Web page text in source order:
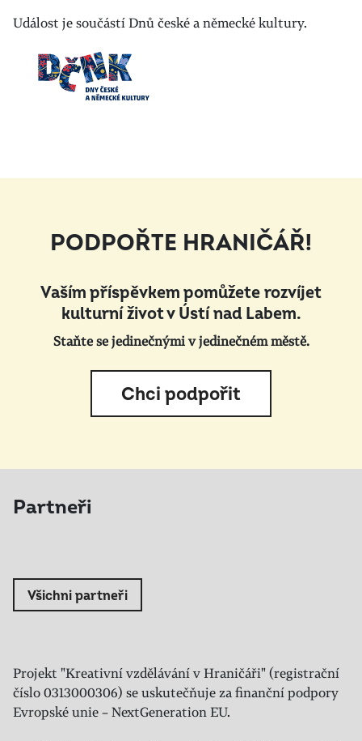
Událost je součástí Dnů české a německé kultury.
PODPOŘTE HRANIČÁŘ!
Vaším příspěvkem pomůžete rozvíjet
kulturní život v Ústí nad Labem.
Staňte se jedinečnými v jedinečném městě.
Chci podpořit
Partneři
Všichni partneři
Projekt "Kreativní vzdělávání v Hraničáři" (registrační
číslo 0313000306) se uskutečňuje za finanční podpory
Evropské unie – NextGeneration EU.